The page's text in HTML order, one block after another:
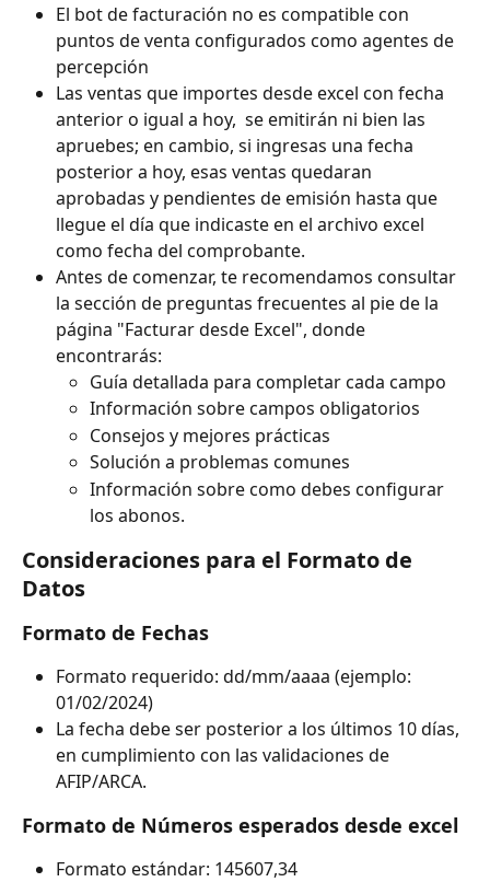
El bot de facturación no es compatible con
puntos de venta configurados como agentes de
percepción
Las ventas que importes desde excel con fecha
anterior o igual a hoy,  se emitirán ni bien las
apruebes; en cambio, si ingresas una fecha
posterior a hoy, esas ventas quedaran
aprobadas y pendientes de emisión hasta que
llegue el día que indicaste en el archivo excel
como fecha del comprobante.
Antes de comenzar, te recomendamos consultar
la sección de preguntas frecuentes al pie de la
página "Facturar desde Excel", donde
encontrarás:
Guía detallada para completar cada campo
Información sobre campos obligatorios
Consejos y mejores prácticas
Solución a problemas comunes
Información sobre como debes configurar
los abonos.
Consideraciones para el Formato de
Datos
Formato de Fechas
Formato requerido: dd/mm/aaaa (ejemplo:
01/02/2024)
La fecha debe ser posterior a los últimos 10 días,
en cumplimiento con las validaciones de
AFIP/ARCA.
Formato de Números esperados desde excel
Formato estándar: 145607,34